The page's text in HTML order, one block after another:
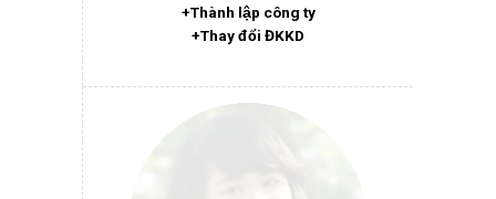
+Thành lập công ty
+Thay đổi ĐKKD